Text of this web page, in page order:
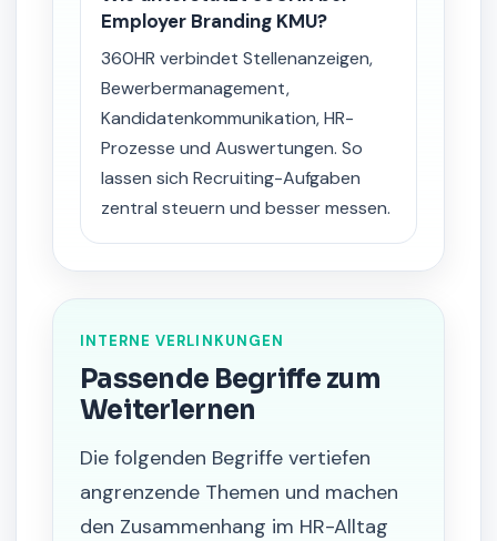
Employer Branding KMU?
360HR verbindet Stellenanzeigen,
Bewerbermanagement,
Kandidatenkommunikation, HR-
Prozesse und Auswertungen. So
lassen sich Recruiting-Aufgaben
zentral steuern und besser messen.
INTERNE VERLINKUNGEN
Passende Begriffe zum
Weiterlernen
Die folgenden Begriffe vertiefen
angrenzende Themen und machen
den Zusammenhang im HR-Alltag